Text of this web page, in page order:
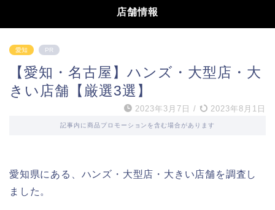
店舗情報
愛知 PR
【愛知・名古屋】ハンズ・大型店・大
きい店舗【厳選3選】
2023年3月7日 / 2023年8月1日
記事内に商品プロモーションを含む場合があります
愛知県にある、ハンズ・大型店・大きい店舗を調査し
ました。